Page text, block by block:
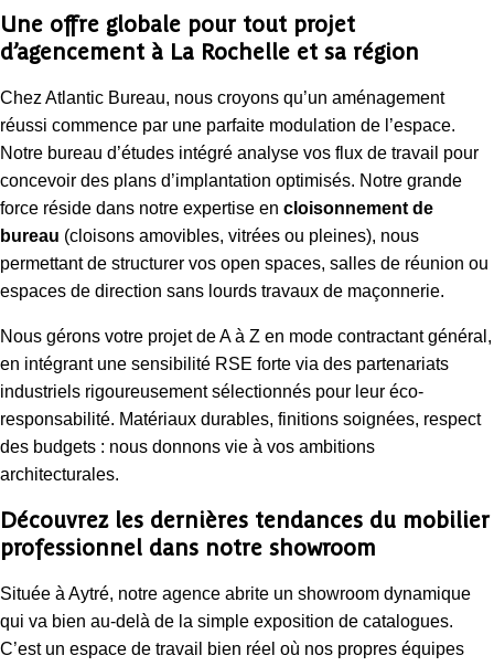
Une offre globale pour tout projet
d’agencement à La Rochelle et sa région
Chez Atlantic Bureau, nous croyons qu’un aménagement
réussi commence par une parfaite modulation de l’espace.
Notre bureau d’études intégré analyse vos flux de travail pour
concevoir des plans d’implantation optimisés. Notre grande
force réside dans notre expertise en cloisonnement de
bureau (cloisons amovibles, vitrées ou pleines), nous
permettant de structurer vos open spaces, salles de réunion ou
espaces de direction sans lourds travaux de maçonnerie.
Nous gérons votre projet de A à Z en mode contractant général,
en intégrant une sensibilité RSE forte via des partenariats
industriels rigoureusement sélectionnés pour leur éco-
responsabilité. Matériaux durables, finitions soignées, respect
des budgets : nous donnons vie à vos ambitions
architecturales.
Découvrez les dernières tendances du mobilier
professionnel dans notre showroom
Située à Aytré, notre agence abrite un showroom dynamique
qui va bien au-delà de la simple exposition de catalogues.
C’est un espace de travail bien réel où nos propres équipes